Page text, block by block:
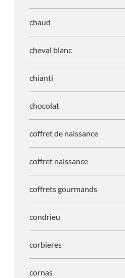
chaud
cheval blanc
chianti
chocolat
coffret de naissance
coffret naissance
coffrets gourmands
condrieu
corbieres
cornas